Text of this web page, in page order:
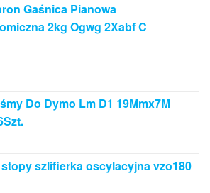
Gaśnica Pianowa
2kg Ogwg 2Xabf C
Do Dymo Lm D1 19Mmx7M
szlifierka oscylacyjna vzo180